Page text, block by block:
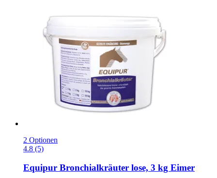
2 Optionen
4.8 (5)
Equipur Bronchialkräuter lose, 3 kg Eimer